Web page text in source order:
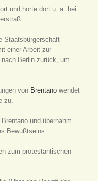
und hörte dort u. a. bei
Staatsbürgerschaft
einer Arbeit zur
Berlin zurück, um
von Brentano wendet
zu.
und übernahm
Bewußtseins.
zum protestantischen